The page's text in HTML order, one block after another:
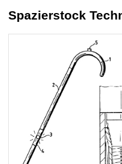
Spazierstock